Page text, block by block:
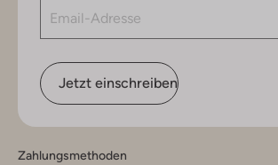
Jetzt einschreiben
Zahlungsmethoden